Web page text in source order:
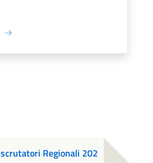
Regionali 202